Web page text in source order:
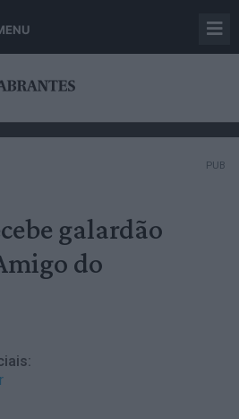
PUB
galardão
do